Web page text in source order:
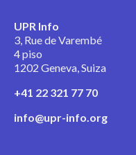
UPR Info
3, Rue de Varembé
4 piso
1202 Geneva, Suiza
+41 22 321 77 70
info@upr-info.org